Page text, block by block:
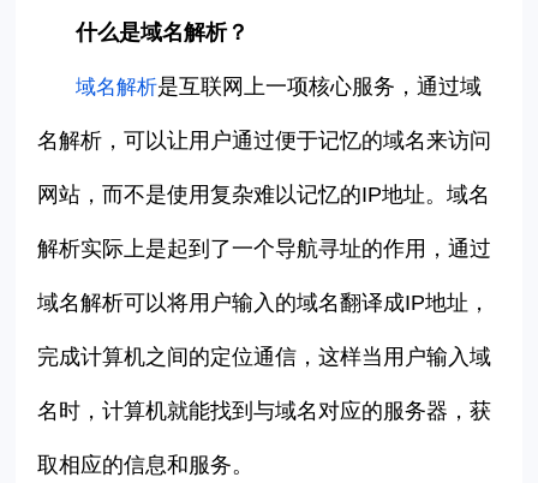
什么是域名解析？
域名解析是互联网上一项核心服务，通过域
名解析，可以让用户通过便于记忆的域名来访问
网站，而不是使用复杂难以记忆的IP地址。域名
解析实际上是起到了一个导航寻址的作用，通过
域名解析可以将用户输入的域名翻译成IP地址，
完成计算机之间的定位通信，这样当用户输入域
名时，计算机就能找到与域名对应的服务器，获
取相应的信息和服务。